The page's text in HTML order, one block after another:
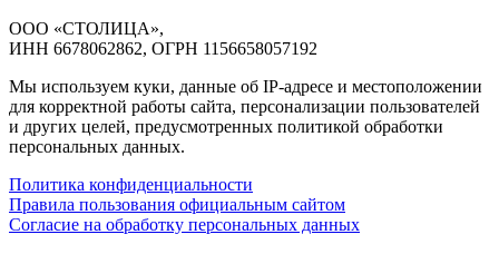
ООО «СТОЛИЦА»,
ИНН 6678062862, ОГРН 1156658057192
Мы используем куки, данные об IP-адресе и местоположении
для корректной работы сайта, персонализации пользователей
и других целей, предусмотренных политикой обработки
персональных данных.
Политика конфиденциальности
Правила пользования официальным сайтом
Согласие на обработку персональных данных